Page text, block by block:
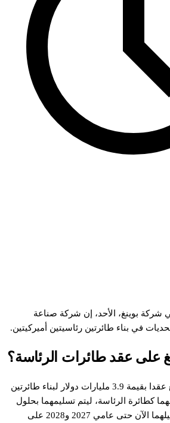
شركة بوينغ، الأحد، إن شركة صناعة
في بناء طائرتين رئاسيتين أميركيتين.
على عقد طائرات الرئاسة؟
في عام 2018، تلقت بوينغ عقدا بقيمة 3.9 مليارات دولار لبناء طائرتين
8 لاستخدامهما كطائرة الرئاسة، ليتم تسليمهما بحلول
ديسمبر 2024، لكن تم تأجيلهما الآن حتى عامي 2027 و2028 على